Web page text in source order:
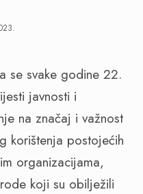
se svake godine 22.
javnosti i
na značaj i važnost
korištenja postojećih
organizacijama,
koji su obilježili